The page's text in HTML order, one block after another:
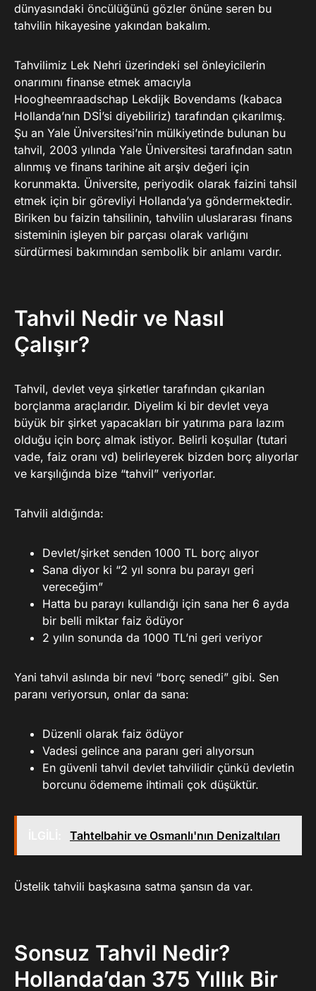
dünyasındaki öncülüğünü gözler önüne seren bu
tahvilin hikayesine yakından bakalım.
Tahvilimiz Lek Nehri üzerindeki sel önleyicilerin
onarımını finanse etmek amacıyla
Hoogheemraadschap Lekdijk Bovendams (kabaca
Hollanda’nın DSİ’si diyebiliriz) tarafından çıkarılmış.
Şu an Yale Üniversitesi’nin mülkiyetinde bulunan bu
tahvil, 2003 yılında Yale Üniversitesi tarafından satın
alınmış ve finans tarihine ait arşiv değeri için
korunmakta. Üniversite, periyodik olarak faizini tahsil
etmek için bir görevliyi Hollanda’ya göndermektedir.
Biriken bu faizin tahsilinin, tahvilin uluslararası finans
sisteminin işleyen bir parçası olarak varlığını
sürdürmesi bakımından sembolik bir anlamı vardır.
Tahvil Nedir ve Nasıl
Çalışır?
Tahvil, devlet veya şirketler tarafından çıkarılan
borçlanma araçlarıdır. Diyelim ki bir devlet veya
büyük bir şirket yapacakları bir yatırıma para lazım
olduğu için borç almak istiyor. Belirli koşullar (tutari
vade, faiz oranı vd) belirleyerek bizden borç alıyorlar
ve karşılığında bize “tahvil” veriyorlar.
Tahvili aldığında:
Devlet/şirket senden 1000 TL borç alıyor
Sana diyor ki “2 yıl sonra bu parayı geri
vereceğim”
Hatta bu parayı kullandığı için sana her 6 ayda
bir belli miktar faiz ödüyor
2 yılın sonunda da 1000 TL’ni geri veriyor
Yani tahvil aslında bir nevi “borç senedi” gibi. Sen
paranı veriyorsun, onlar da sana:
Düzenli olarak faiz ödüyor
Vadesi gelince ana paranı geri alıyorsun
En güvenli tahvil devlet tahvilidir çünkü devletin
borcunu ödememe ihtimali çok düşüktür.
Tahtelbahir ve Osmanlı'nın Denizaltıları
Üstelik tahvili başkasına satma şansın da var.
Sonsuz Tahvil Nedir?
Hollanda’dan 375 Yıllık Bir